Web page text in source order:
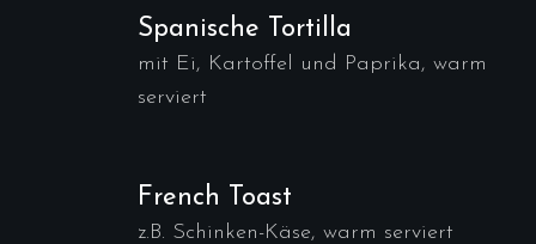
Spanische Tortilla
mit Ei, Kartoffel und Paprika, warm
serviert
French Toast
z.B. Schinken-Käse, warm serviert